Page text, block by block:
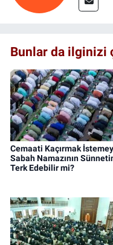
Bunlar da ilginizi
Cemaati Kaçırmak
Sabah Namazının
Terk Edebilir mi?